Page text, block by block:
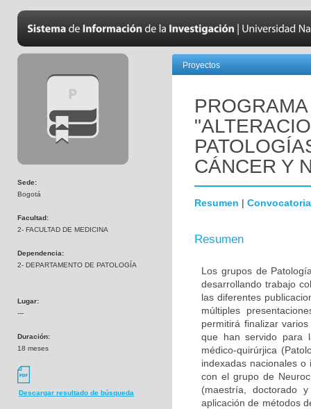
Sede:
Bogotá
Facultad:
2- FACULTAD DE MEDICINA
Dependencia:
2- DEPARTAMENTO DE PATOLOGÍA
Lugar:
---
Duración:
18 meses
Descargar resultado de búsqueda
Proyectos
CÁNCER Y
Resumen | Convocatoria
Resumen
Los grupos de
desarrollando trabajo
las diferentes
múltiples
permitirá finalizar
que han servido para
médico-quirúrjica
indexadas nacionales
con el grupo de
(maestría, doctorado
aplicación de métodos